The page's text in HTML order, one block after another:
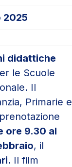
2025
didattiche
le Scuole
Il
Primarie e
ore 9.30 al
, il
Il film